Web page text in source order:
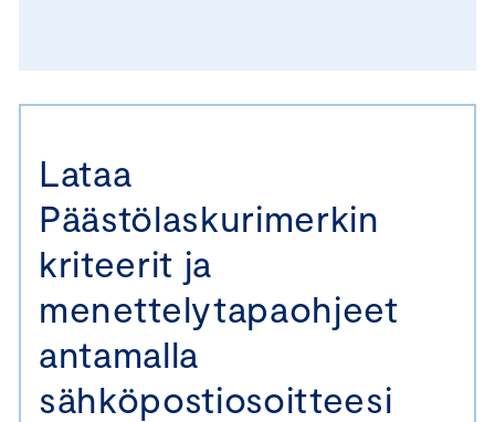
Lataa
Päästölaskurimerkin
kriteerit ja
menettelytapaohjeet
antamalla
sähköpostiosoitteesi